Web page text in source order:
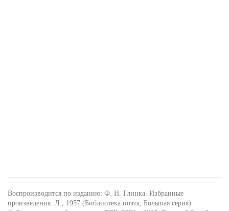
Воспроизводится по изданию: Ф. Н. Глинка. Избранные
произведения. Л., 1957 (Библиотека поэта; Большая серия).